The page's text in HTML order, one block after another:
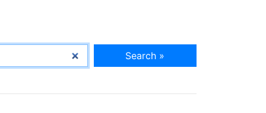
Search »